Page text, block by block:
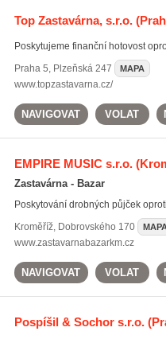
Top Zastavárna, s.r.o.
Poskytujeme finanční hotovost
Praha 5, Plzeňská 247 MAPA
www.topzastavarna.cz/
NAVIGOVAT VOLAT
EMPIRE MUSIC s.r.o.
Zastavárna - Bazar
Poskytování drobných půjček
Kroměříž, Dobrovského 170
www.zastavarnabazarkm.cz
NAVIGOVAT VOLAT
Pospíšil & Sochor s.r.o.